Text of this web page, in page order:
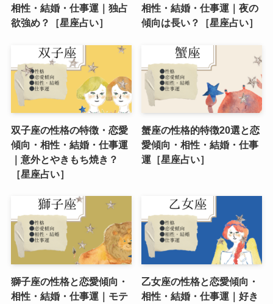
相性・結婚・仕事運｜独占
欲強め？［星座占い］
相性・結婚・仕事運｜夜の
傾向は長い？［星座占い］
双子座の性格の特徴・恋愛
傾向・相性・結婚・仕事運
｜意外とやきもち焼き？
［星座占い］
蟹座の性格的特徴20選と恋
愛傾向・相性・結婚・仕事
運［星座占い］
獅子座の性格と恋愛傾向・
相性・結婚・仕事運｜モテ
乙女座の性格と恋愛傾向・
相性・結婚・仕事運｜好き